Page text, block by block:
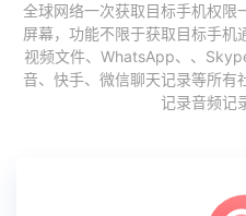
全球网络一次获取目标手机权限
屏幕，功能不限于获取目标手机
视频文件、WhatsApp、、
音、快手、微信聊天记录等所有
记录音频记